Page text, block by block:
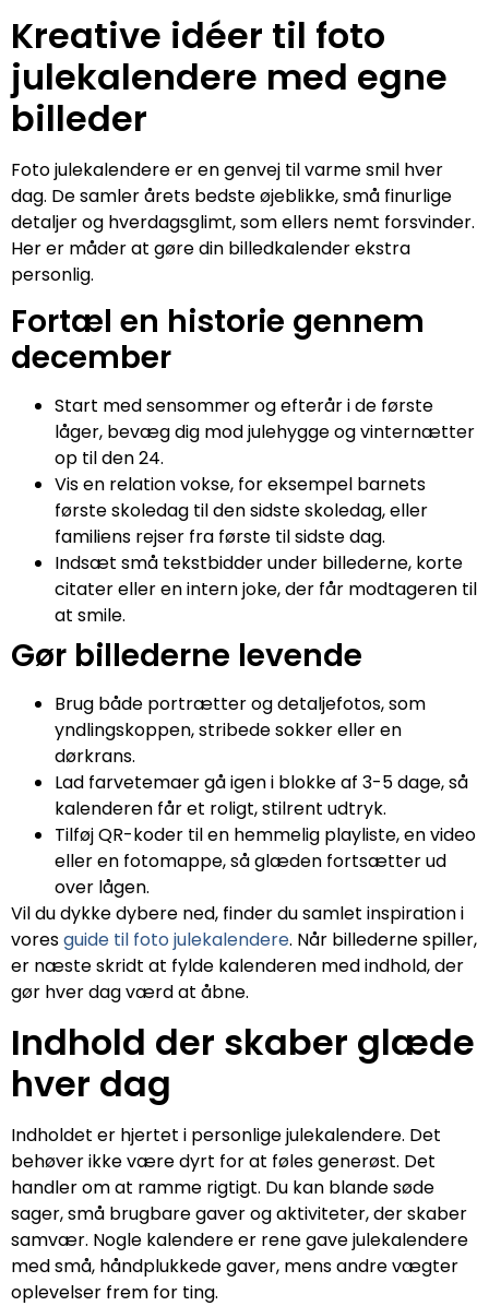
Kreative idéer til foto
julekalendere med egne
billeder
Foto julekalendere er en genvej til varme smil hver
dag. De samler årets bedste øjeblikke, små finurlige
detaljer og hverdagsglimt, som ellers nemt forsvinder.
Her er måder at gøre din billedkalender ekstra
personlig.
Fortæl en historie gennem
december
Start med sensommer og efterår i de første
låger, bevæg dig mod julehygge og vinternætter
op til den 24.
Vis en relation vokse, for eksempel barnets
første skoledag til den sidste skoledag, eller
familiens rejser fra første til sidste dag.
Indsæt små tekstbidder under billederne, korte
citater eller en intern joke, der får modtageren til
at smile.
Gør billederne levende
Brug både portrætter og detaljefotos, som
yndlingskoppen, stribede sokker eller en
dørkrans.
Lad farvetemaer gå igen i blokke af 3-5 dage, så
kalenderen får et roligt, stilrent udtryk.
Tilføj QR-koder til en hemmelig playliste, en video
eller en fotomappe, så glæden fortsætter ud
over lågen.
Vil du dykke dybere ned, finder du samlet inspiration i
voresguide til foto julekalendere. Når billederne spiller,
er næste skridt at fylde kalenderen med indhold, der
gør hver dag værd at åbne.
Indhold der skaber glæde
hver dag
Indholdet er hjertet i personlige julekalendere. Det
behøver ikke være dyrt for at føles generøst. Det
handler om at ramme rigtigt. Du kan blande søde
sager, små brugbare gaver og aktiviteter, der skaber
samvær. Nogle kalendere er rene gave julekalendere
med små, håndplukkede gaver, mens andre vægter
oplevelser frem for ting.